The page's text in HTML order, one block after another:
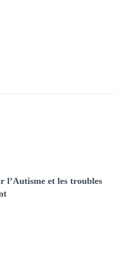
l’Autisme et les troubles